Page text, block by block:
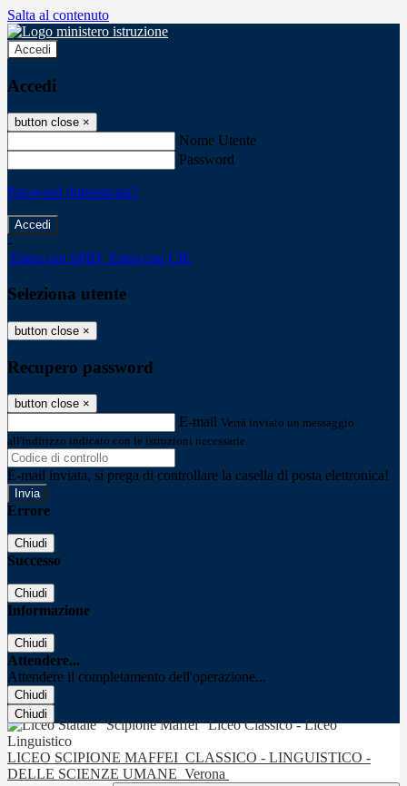
Salta al contenuto
Accedi
Accedi
button close ×
Nome Utente
Password
Password dimenticata?
-
Entra con SPID Entra con CIE
Seleziona utente
button close ×
Recupero password
button close ×
E-mail Verrà inviato un messaggio
all'indirizzo indicato con le istruzioni necessarie.
E-mail inviata, si prega di controllare la casella di posta elettronica!
Errore
Chiudi
Successo
Chiudi
Informazione
Chiudi
Attendere...
Attendere il completamento dell'operazione...
Chiudi
Chiudi
LICEO SCIPIONE MAFFEI CLASSICO - LINGUISTICO -
DELLE SCIENZE UMANE Verona